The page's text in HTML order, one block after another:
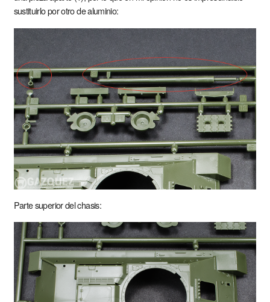
sustituirlo por otro de aluminio:
Parte superior del chasis: